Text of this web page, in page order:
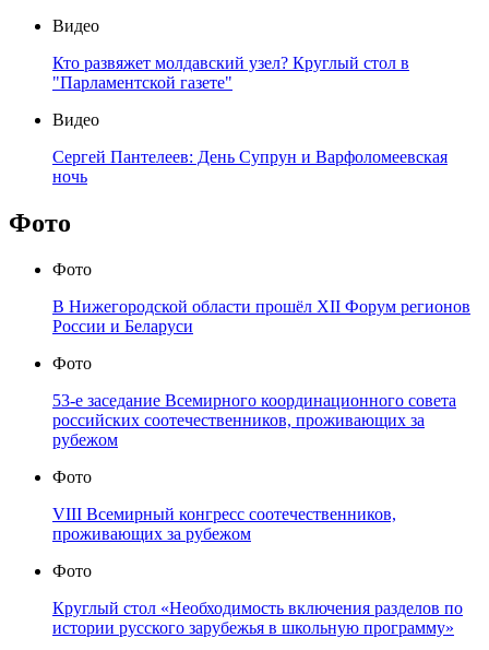
Видео
Кто развяжет молдавский узел? Круглый стол в
"Парламентской газете"
Видео
Сергей Пантелеев: День Супрун и Варфоломеевская
ночь
Фото
Фото
В Нижегородской области прошёл XII Форум регионов
России и Беларуси
Фото
53-е заседание Всемирного координационного совета
российских соотечественников, проживающих за
рубежом
Фото
VIII Всемирный конгресс соотечественников,
проживающих за рубежом
Фото
Круглый стол «Необходимость включения разделов по
истории русского зарубежья в школьную программу»